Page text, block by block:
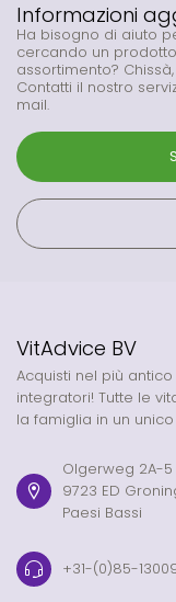
Informazioni
Ha bisogno di aiuto
cercando un
assortimento?
Contatti il nostro
mail.
VitAdvice BV
Acquisti nel più
integratori! Tutte le
la famiglia in un
Olgerweg 2A-5
9723 ED
Paesi Bassi
+31-(0)85-